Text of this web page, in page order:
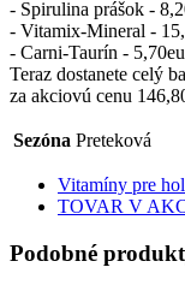
- Spirulina prášok -
- Vitamix-Mineral -
- Carni-Taurín -
Teraz dostanete celý
za akciovú cenu
Sezóna Preteková
Vitamíny pre
TOVAR V
Podobné